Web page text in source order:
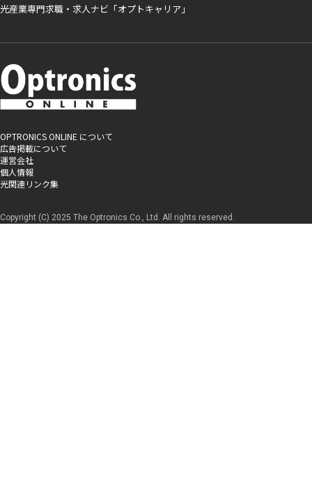
光産業専門求職・求人ナビ「オプトキャリア」
OPTRONICS ONLINE について
広告掲載について
運営会社
個人情報
光関連リンク集
Copyright (C) 2025 The Optronics Co., Ltd. All rights reserved.